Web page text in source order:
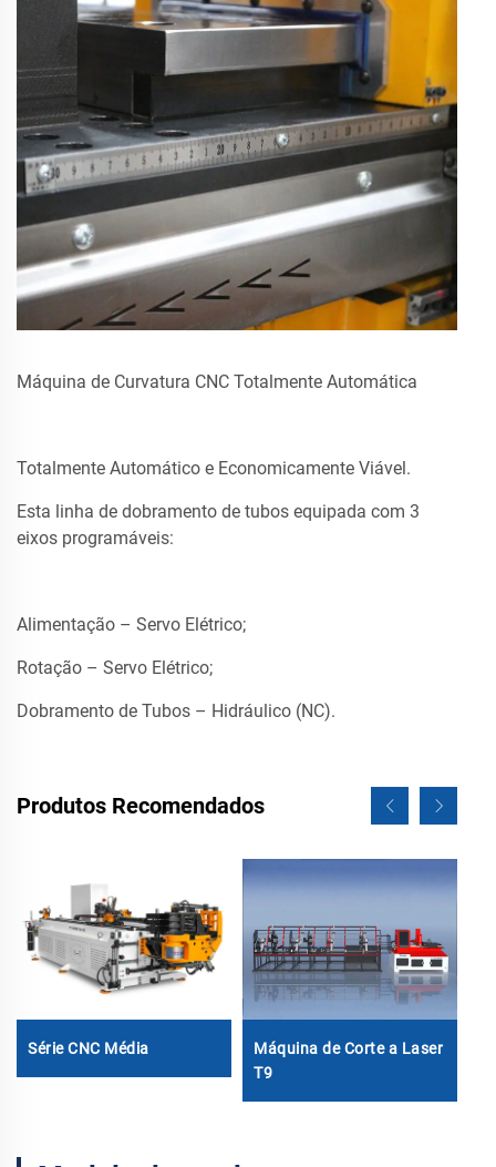
Máquina de Curvatura CNC Totalmente Automática
Totalmente Automático e Economicamente Viável.
Esta linha de dobramento de tubos equipada com 3
eixos programáveis:
Alimentação – Servo Elétrico;
Rotação – Servo Elétrico;
Dobramento de Tubos – Hidráulico (NC).
Produtos Recomendados
Série CNC Média
Máquina de Corte a Laser
T9